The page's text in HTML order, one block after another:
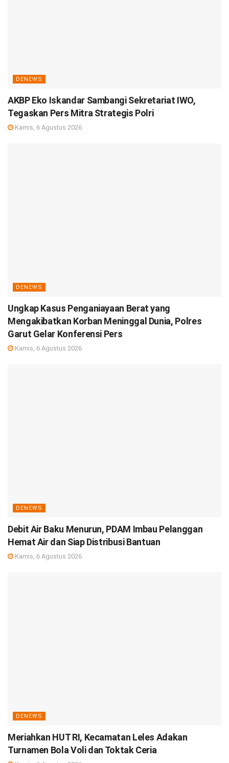
DENEWS
AKBP Eko Iskandar Sambangi Sekretariat IWO,
Tegaskan Pers Mitra Strategis Polri
Kamis, 6 Agustus 2026
DENEWS
Ungkap Kasus Penganiayaan Berat yang
Mengakibatkan Korban Meninggal Dunia, Polres
Garut Gelar Konferensi Pers
Kamis, 6 Agustus 2026
DENEWS
Debit Air Baku Menurun, PDAM Imbau Pelanggan
Hemat Air dan Siap Distribusi Bantuan
Kamis, 6 Agustus 2026
DENEWS
Meriahkan HUT RI, Kecamatan Leles Adakan
Turnamen Bola Voli dan Toktak Ceria